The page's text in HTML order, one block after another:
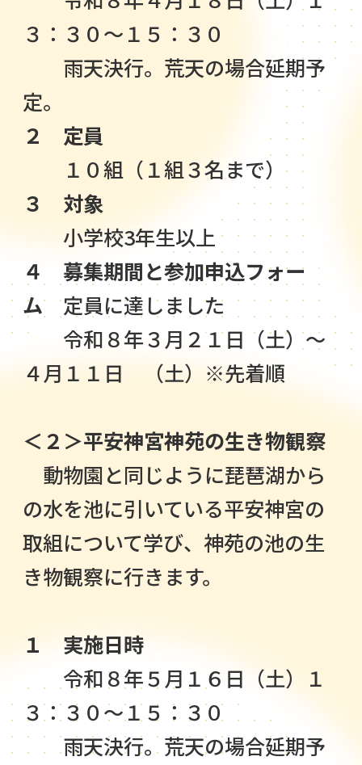
３：３０～１５：３０
雨天決行。荒天の場合延期予
定。
２ 定員
１０組（１組３名まで）
３ 対象
小学校3年生以上
４ 募集期間と参加申込フォー
ム定員に達しました
令和８年３月２１日（土）～
４月１１日 （土）※先着順
＜２＞平安神宮神苑の生き物観察
動物園と同じように琵琶湖から
の水を池に引いている平安神宮の
取組について学び、神苑の池の生
き物観察に行きます。
１ 実施日時
令和８年５月１６日（土）１
３：３０～１５：３０
雨天決行。荒天の場合延期予